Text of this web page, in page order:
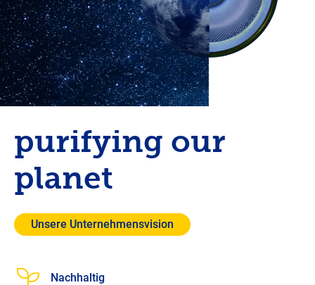
purifying our
planet
Unsere Unternehmensvision
Nachhaltig